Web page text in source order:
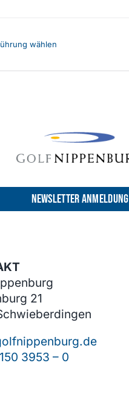
wählen
Die
Optionen
auf
der
NEWSLETTER ANMELDUNG
21
3953 – 0